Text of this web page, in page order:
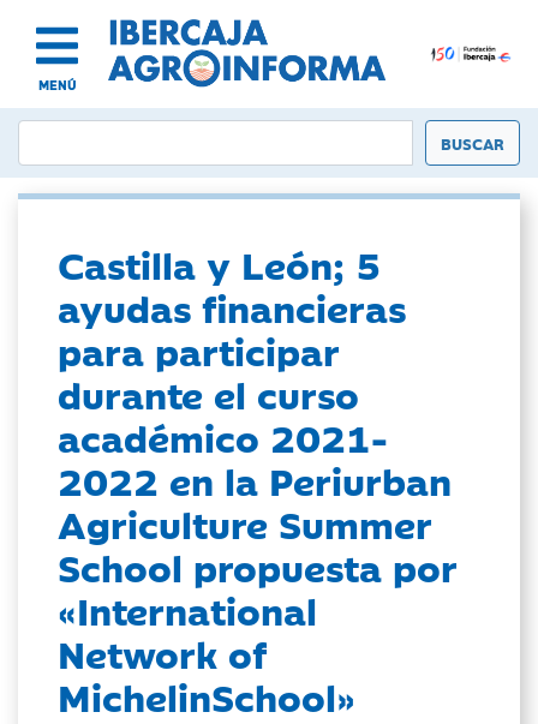
MENÚ
Castilla y León; 5
ayudas financieras
para participar
durante el curso
académico 2021-
2022 en la Periurban
Agriculture Summer
School propuesta por
«International
Network of
MichelinSchool»